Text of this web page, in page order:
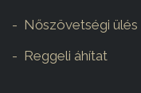
Nőszövetségi ülés
Reggeli áhítat